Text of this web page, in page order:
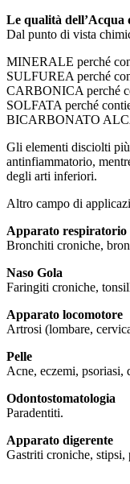
Le qualità dell’Acqua
Dal punto di vista
MINERALE perché
SULFUREA perché
CARBONICA perché
SOLFATA perché
BICARBONATO
Gli elementi disciolti
antinfiammatorio,
degli arti inferiori.
Altro campo di
Apparato respiratorio
Bronchiti croniche,
Naso Gola
Faringiti croniche,
Apparato locomotore
Artrosi (lombare,
Pelle
Acne, eczemi, psoriasi,
Odontostomatologia
Paradentiti.
Apparato digerente
Gastriti croniche, stipsi,